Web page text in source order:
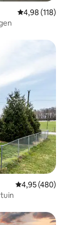
Gemiddelde
4,98 (118)
Gemiddelde
4,95 (480)